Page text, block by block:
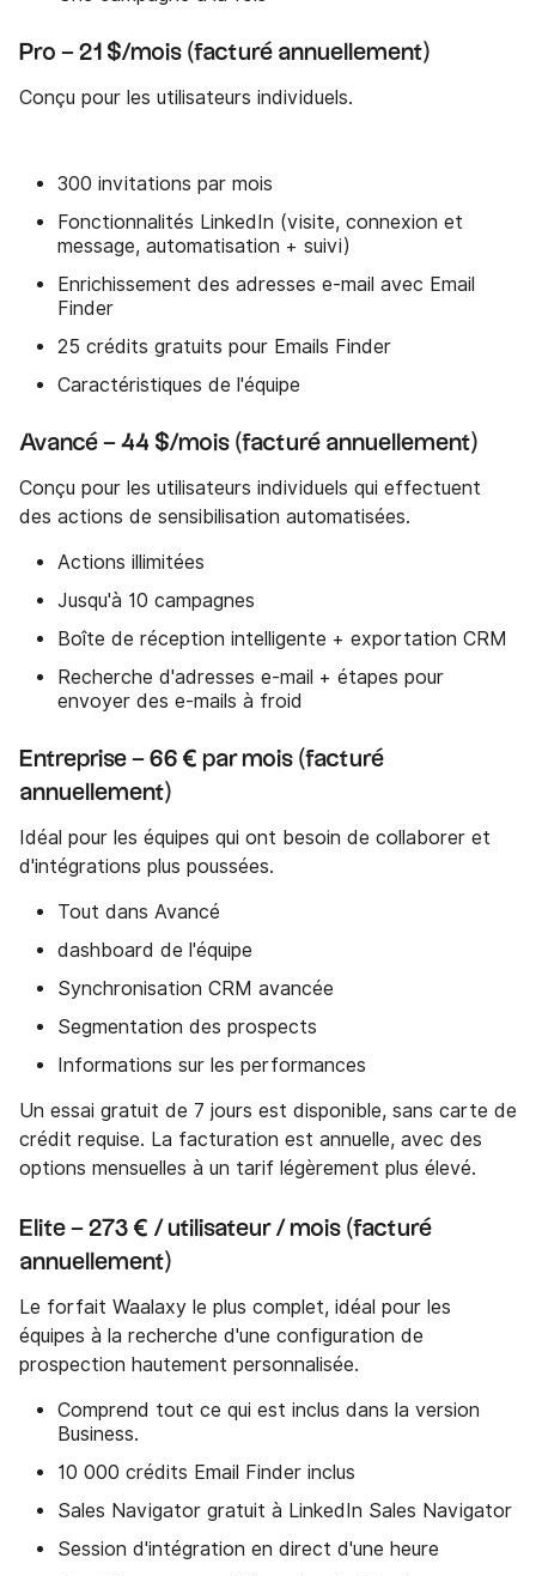
Pro – 21 $/mois (facturé annuellement)
Conçu pour les utilisateurs individuels.
300 invitations par mois
Fonctionnalités LinkedIn (visite, connexion et
message, automatisation + suivi)
Enrichissement des adresses e-mail avec Email
Finder
25 crédits gratuits pour Emails Finder
Caractéristiques de l'équipe
Avancé – 44 $/mois (facturé annuellement)
Conçu pour les utilisateurs individuels qui effectuent
des actions de sensibilisation automatisées.
Actions illimitées
Jusqu'à 10 campagnes
Boîte de réception intelligente + exportation CRM
Recherche d'adresses e-mail + étapes pour
envoyer des e-mails à froid
Entreprise – 66 € par mois (facturé
annuellement)
Idéal pour les équipes qui ont besoin de collaborer et
d'intégrations plus poussées.
Tout dans Avancé
dashboard de l'équipe
Synchronisation CRM avancée
Segmentation des prospects
Informations sur les performances
Un essai gratuit de 7 jours est disponible, sans carte de
crédit requise. La facturation est annuelle, avec des
options mensuelles à un tarif légèrement plus élevé.
Elite – 273 € / utilisateur / mois (facturé
annuellement)
Le forfait Waalaxy le plus complet, idéal pour les
équipes à la recherche d'une configuration de
prospection hautement personnalisée.
Comprend tout ce qui est inclus dans la version
Business.
10 000 crédits Email Finder inclus
Sales Navigator gratuit à LinkedIn Sales Navigator
Session d'intégration en direct d'une heure